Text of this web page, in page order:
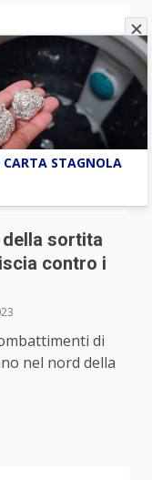
della sortita
contro i
di
nel nord della
STAGNOLA